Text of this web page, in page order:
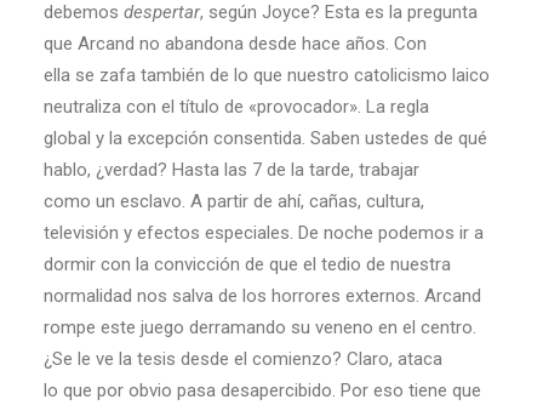
debemos despertar, según Joyce? Esta es la pregunta
que Arcand no abandona desde hace años. Con
ella se zafa también de lo que nuestro catolicismo laico
neutraliza con el título de «provocador». La regla
global y la excepción consentida. Saben ustedes de qué
hablo, ¿verdad? Hasta las 7 de la tarde, trabajar
como un esclavo. A partir de ahí, cañas, cultura,
televisión y efectos especiales. De noche podemos ir a
dormir con la convicción de que el tedio de nuestra
normalidad nos salva de los horrores externos. Arcand
rompe este juego derramando su veneno en el centro.
¿Se le ve la tesis desde el comienzo? Claro, ataca
lo que por obvio pasa desapercibido. Por eso tiene que